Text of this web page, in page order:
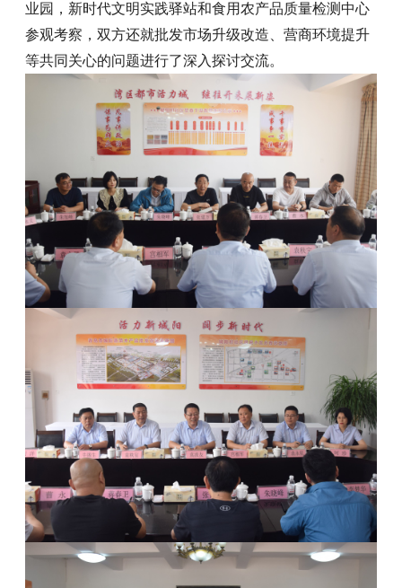
业园，新时代文明实践驿站和食用农产品质量检测中心
参观考察，双方还就批发市场升级改造、营商环境提升
等共同关心的问题进行了深入探讨交流。